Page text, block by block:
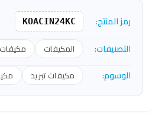
رمز المنتج: KOACIN24KC
التصنيفات: المكيفات
الوسوم: مكيفات تبريد